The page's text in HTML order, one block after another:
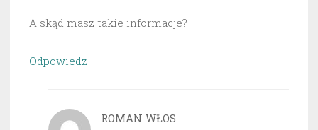
A skąd masz takie informacje?
Odpowiedz
ROMAN WŁOS